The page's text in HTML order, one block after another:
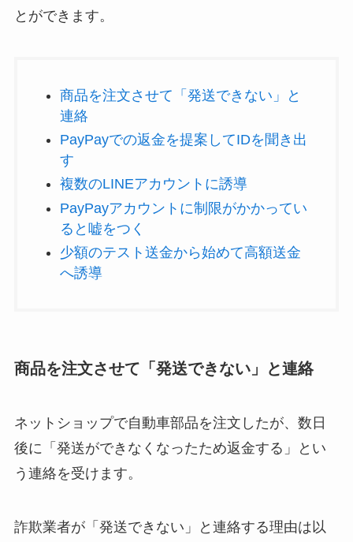
とができます。
商品を注文させて「発送できない」と
連絡
PayPayでの返金を提案してIDを聞き出
す
複数のLINEアカウントに誘導
PayPayアカウントに制限がかかってい
ると嘘をつく
少額のテスト送金から始めて高額送金
へ誘導
商品を注文させて「発送できない」と連絡
ネットショップで自動車部品を注文したが、数日
後に「発送ができなくなったため返金する」とい
う連絡を受けます。
詐欺業者が「発送できない」と連絡する理由は以